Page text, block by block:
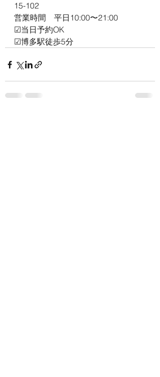
15-102
営業時間　平日10:00〜21:00
☑︎当日予約OK
☑︎博多駅徒歩5分